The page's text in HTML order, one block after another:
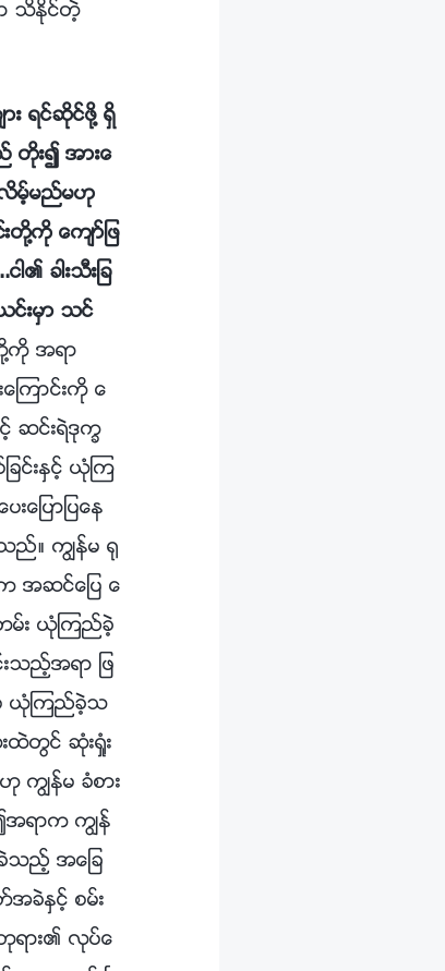
သိႏိုင္တဲ့
ရင္ဆိုင္ဖို႔ ရွိ
တိုး၍ အားေ
လိမ့္မည္မဟု
တို႔ကို ေက်ာ္ျဖ
၏ ခါးသီးျခ
င္းမွာ သင္
ကို အရာ
ကာင္းကို ေ
ဆင္းရဲဒုကၡ
င္းႏွင့္ ယုံၾက
ျပာျပေန
။ ကြၽန္မ ႐ု
အဆင္ေျပ ေ
မ္း ယုံၾကည္ခဲ့
သည့္အရာ ျဖ
မ ယုံၾကည္ခဲ့သ
ြင္ ဆုံးရႈံး
ြၽန္မ ခံစား
ာက ကြၽန္
သည့္ အေျခ
ခဲႏွင့္ စမ္း
ရား၏ လုပ္ေ